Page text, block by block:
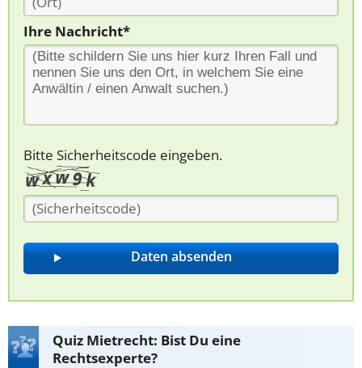
Ihre Nachricht*
Bitte Sicherheitscode eingeben.
Quiz Mietrecht: Bist Du eine
Rechtsexperte?